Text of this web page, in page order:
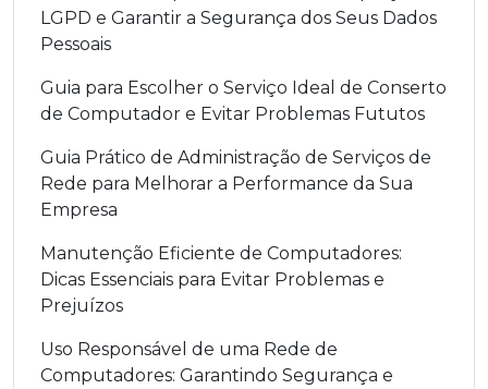
LGPD e Garantir a Segurança dos Seus Dados
Pessoais
Guia para Escolher o Serviço Ideal de Conserto
de Computador e Evitar Problemas Fututos
Guia Prático de Administração de Serviços de
Rede para Melhorar a Performance da Sua
Empresa
Manutenção Eficiente de Computadores:
Dicas Essenciais para Evitar Problemas e
Prejuízos
Uso Responsável de uma Rede de
Computadores: Garantindo Segurança e